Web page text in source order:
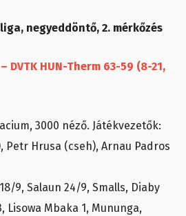
negyeddöntő, 2. mérkőzés
DVTK HUN-Therm 63-59 (8-21,
3000 néző. Játékvezetők:
Petr Hrusa (cseh), Arnau Padros
9, Salaun 24/9, Smalls, Diaby
Lisowa Mbaka 1, Mununga,